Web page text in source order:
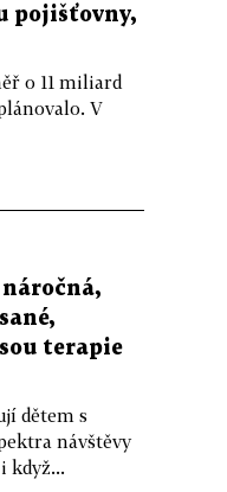
pojišťovny,
o 11 mi­liard
V
terapie
dětem s
návštěvy
když...